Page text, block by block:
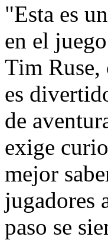
"Esta es
en el
Tim Ruse,
es
de
exige
mejor
jugadores
paso se